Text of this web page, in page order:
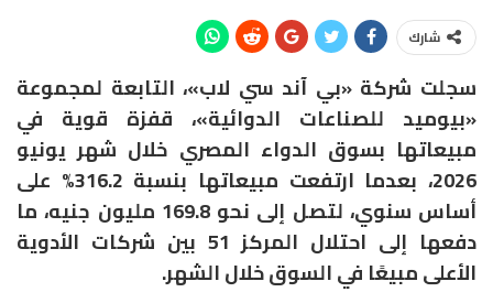
شارك
سجلت شركة «بي آند سي لاب»، التابعة لمجموعة
«بيوميد للصناعات الدوائية»، قفزة قوية في
مبيعاتها بسوق الدواء المصري خلال شهر يونيو
2026، بعدما ارتفعت مبيعاتها بنسبة 316.2% على
أساس سنوي، لتصل إلى نحو 169.8 مليون جنيه، ما
دفعها إلى احتلال المركز 51 بين شركات الأدوية
الأعلى مبيعًا في السوق خلال الشهر.